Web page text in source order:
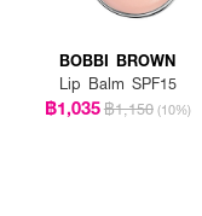
BOBBI BROWN
Lip Balm SPF15
฿1,035฿1,150 (10%)